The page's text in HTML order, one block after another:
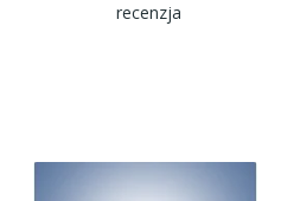
recenzja